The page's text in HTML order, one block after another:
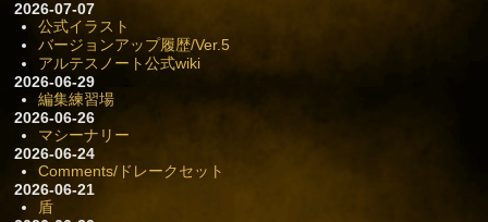
2026-07-07
公式イラスト
バージョンアップ履歴/Ver.5
アルテスノート公式wiki
2026-06-29
編集練習場
2026-06-26
マシーナリー
2026-06-24
Comments/ドレークセット
2026-06-21
盾